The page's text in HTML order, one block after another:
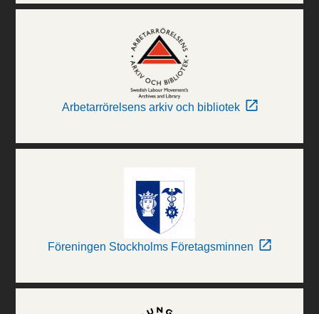
Arbetarrörelsens arkiv och bibliotek
Föreningen Stockholms Företagsminnen